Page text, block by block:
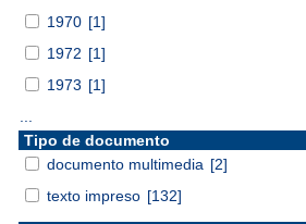
1970 [1]
1972 [1]
1973 [1]
Tipo de documento
documento multimedia [2]
texto impreso [132]